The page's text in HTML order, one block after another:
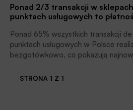
Ponad 2/3 transakcji w
punktach usługowych to
Ponad 65% wszystkich transakcji
punktach usługowych w Polsce
bezgotówkowo, co pokazują
badanie konsumenckie”
STRONA 1 Z 1